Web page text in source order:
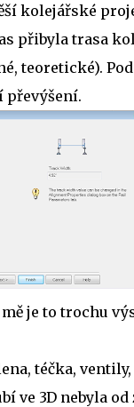
kolejářské
přibyla trasa
teoretické).
převýšení.
je to trochu
téčka,
ve 3D nebyla